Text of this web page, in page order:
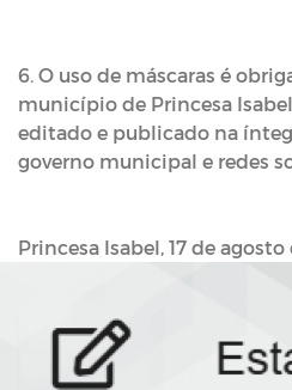
6. O uso de máscaras é
município de Princesa
editado e publicado na
governo municipal e redes
Princesa Isabel, 17 de agosto